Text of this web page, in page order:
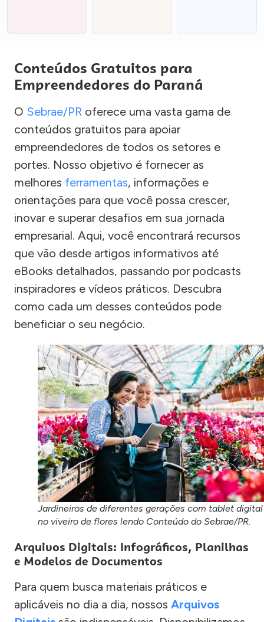
Conteúdos Gratuitos para
Empreendedores do Paraná
O Sebrae/PR oferece uma vasta gama de
conteúdos gratuitos para apoiar
empreendedores de todos os setores e
portes. Nosso objetivo é fornecer as
melhores ferramentas, informações e
orientações para que você possa crescer,
inovar e superar desafios em sua jornada
empresarial. Aqui, você encontrará recursos
que vão desde artigos informativos até
eBooks detalhados, passando por podcasts
inspiradores e vídeos práticos. Descubra
como cada um desses conteúdos pode
beneficiar o seu negócio.
Jardineiros de diferentes gerações com tablet digital
no viveiro de flores lendo Conteúdo do Sebrae/PR.
Arquivos Digitais: Infográficos, Planilhas
e Modelos de Documentos
Para quem busca materiais práticos e
aplicáveis no dia a dia, nossos Arquivos